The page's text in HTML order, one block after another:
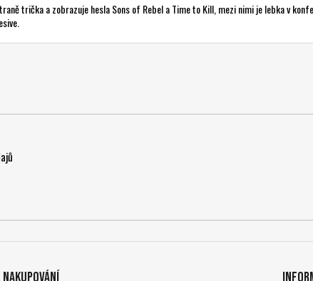
trička a zobrazuje hesla Sons of Rebel a Time to Kill, mezi nimi je lebka v
Nakupování